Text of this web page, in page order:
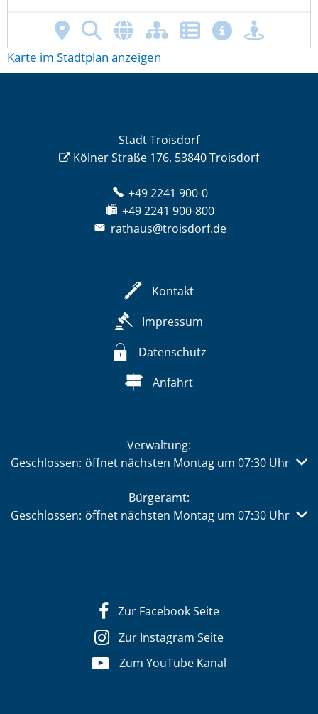
Karte im Stadtplan anzeigen
Stadt Troisdorf
Kölner Straße 176, 53840 Troisdorf
+49 2241 900-0
+49 2241 900-800
rathaus@troisdorf.de
Kontakt
Impressum
Datenschutz
Anfahrt
Verwaltung:
Klicken, um weitere Öffnungs- oder Schließzeiten
Geschlossen: öffnet nächsten Montag um 07:30 Uhr
Bürgeramt:
Klicken, um weitere Öffnungs- oder Schließzeiten
Geschlossen: öffnet nächsten Montag um 07:30 Uhr
Zur Facebook Seite
Zur Instagram Seite
Zum YouTube Kanal